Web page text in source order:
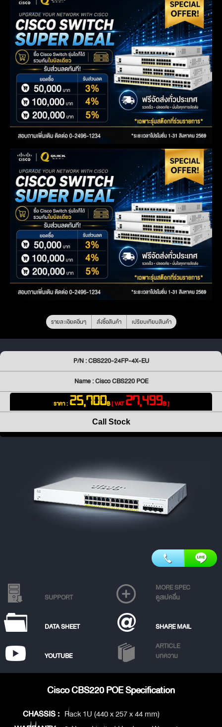
รายละเอียดอื่นๆ สั่งซื้อสินค้า เปรียบเทียบสินค้า
P/N : CBS220-24FP-4X-EU
Name : Cisco CBS220 POE
ราคา : 25,700฿[ VAT27,499฿ ]
Call Stock
SUPPORT
MORE SPEC
ดูสเปคอื่น
DATA SHEET SHARE MAIL
YOUTUBE
ARTICLE
บทความ
Cisco CBS220 POE Specification
CHASSIS : Rack 1U (440 x 257 x 44 mm)